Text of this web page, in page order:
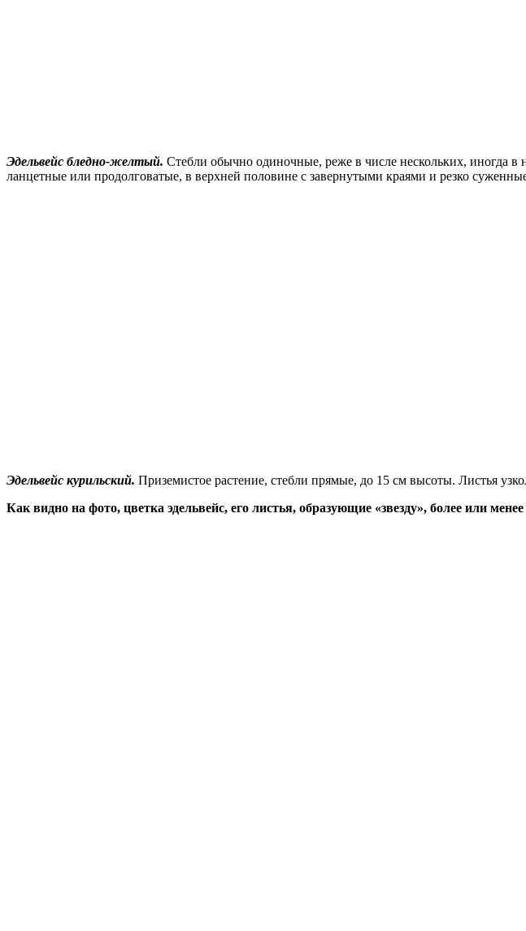
Эдельвейс бледно-желтый. Стебли обычно одиночные, реже в числе нескольких, иногда
ланцетные или продолговатые, в верхней половине с завернутыми краями и резко
Эдельвейс курильский. Приземистое растение, стебли прямые, до 15 см высоты. Листья
Как видно на фото, цветка эдельвейс, его листья, образующие «звезду», более или